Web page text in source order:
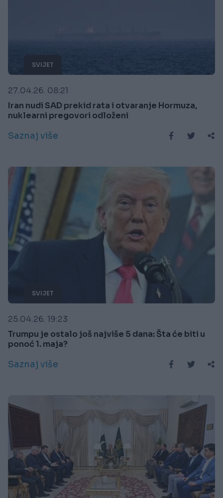
SVIJET
27.04.26. 08:21
Iran nudi SAD prekid rata i otvaranje Hormuza,
nuklearni pregovori odloženi
Saznaj više
SVIJET
25.04.26. 19:23
Trumpu je ostalo još najviše 5 dana: Šta će biti u
ponoć 1. maja?
Saznaj više